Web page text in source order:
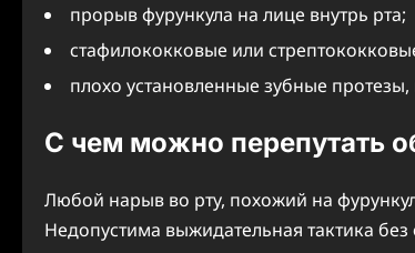
прорыв фурункула на лице внутрь рта;
стафилококковые или
плохо установленные зубные
С чем можно перепутать
Любой нарыв во рту, похожий на
Недопустима выжидательная тактика